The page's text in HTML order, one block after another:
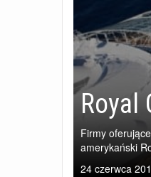
Firmy
amerykański
24 czerwca